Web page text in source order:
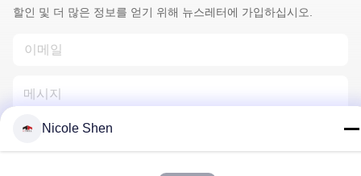
할인 및 더 많은 정보를 얻기 위해 뉴스레터에 가입하십시오.
Nicole Shen